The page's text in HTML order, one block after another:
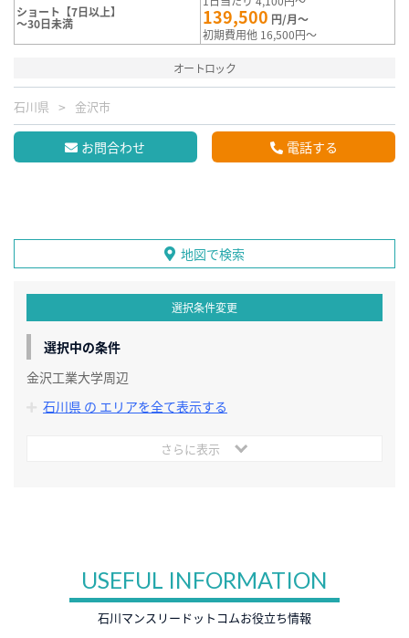
ショート【7日以上】
～30日未満 139,500 円/月～
初期費用他 16,500円～
オートロック
石川県 金沢市
お問合わせ 電話する
地図で検索
選択条件変更
選択中の条件
金沢工業大学周辺
石川県 の エリアを全て表示する
さらに表示
USEFUL INFORMATION
石川マンスリードットコムお役立ち情報